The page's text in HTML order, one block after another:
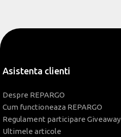
Asistenta clienti
Despre REPARGO
Cum functioneaza REPARGO
Regulament participare Giveaway
Ultimele articole